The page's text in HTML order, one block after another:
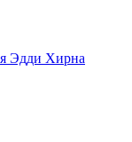
Эдди Хирна